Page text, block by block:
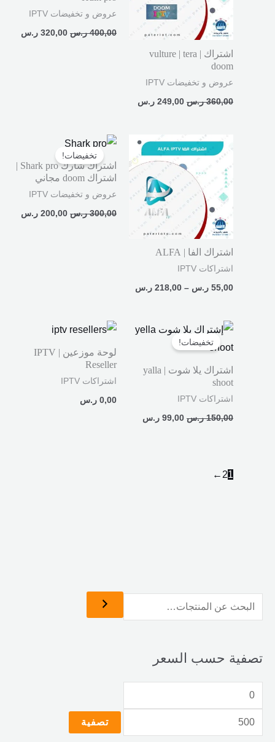
تصفية حسب السعر
تصفية
اشتراك vulture | tera |
doom
عروض و تخفيضات IPTV
360,00 ر.س 249,00 ر.س
عروض و تخفيضات IPTV
400,00 ر.س 320,00 ر.س
اشتراك الفا | ALFA
اشتراكات IPTV
55,00 ر.س –
218,00 ر.س
من
خلال
تخفيضات!
اشتراك شارك Shark pro |
اشتراك doom مجاني
عروض و تخفيضات IPTV
300,00 ر.س
السعر
الأصلي
هو:
300,00 ر.س.
200,00 ر.س
هو:
200,00
تخفيضات!
اشتراك يلا شوت | yalla
shoot
اشتراكات IPTV
150,00 ر.س
السعر
الأصلي
هو:
99,00 ر.س
السعر
الحالي
لوحة موزعين | IPTV
Reseller
اشتراكات IPTV
0,00 ر.س
1
2
←